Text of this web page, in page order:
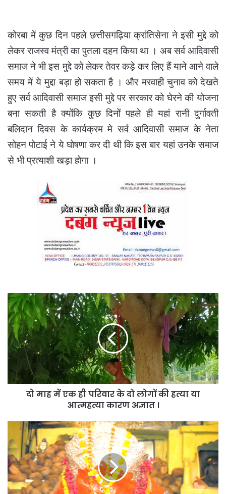
कोरबा में कुछ दिन पहले छत्तीसगढ़िया क्रांतिसेना ने इसी मुद्दे को
लेकर राजस्व मंत्री का पुतला दहन किया था । अब सर्व आदिवासी
समाज ने भी इस मुद्दे को लेकर तेवर कड़े कर लिए हैं याने आने वाले
समय में ये मुद्दा बड़ा हो सकता है । और मरवाही चुनाव को देखते
हुए सर्व आदिवासी समाज इसी मुद्दे पर सरकार को घेरने की योजना
बना सकती है क्योंकि कुछ दिनों पहले ही यहां रानी दुर्गावती
बलिदान दिवस के कार्यक्रम मे सर्व आदिवासी समाज के नेता
सोहन पोटाई ने ये घोषणा कर दी थी कि इस बार यहां उनके समाज
से भी प्रत्याशी खड़ा होगा ।
दो
माह
में
एक
ही
परिवार
के
लोगों
आत्महत्या
कारण
अज्ञात
।
दो माह में एक ही परिवार के दो लोगों की हत्या या
आत्महत्या कारण अज्ञात ।
सिद्धबाबा
इस
बार
नहीं
लगेगा
भक्तों